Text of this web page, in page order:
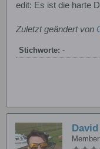
edit: Es ist die harte
Zuletzt geändert von
Stichworte: -
Member